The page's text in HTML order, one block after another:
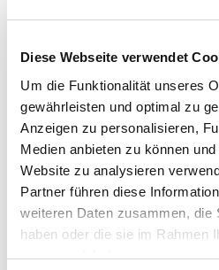
Diese Webseite verwendet
Um die Funktionalität unseres
gewährleisten und optimal zu
Anzeigen zu personalisieren,
Medien anbieten zu können
Website zu analysieren
Partner führen diese
weiteren Daten zusammen, die
haben oder die sie im Rahmen
gesammelt haben.
Kinderschaukel „Fröschl“
Preis reduziert von
UVP 79,95 €auf
64,99 €*